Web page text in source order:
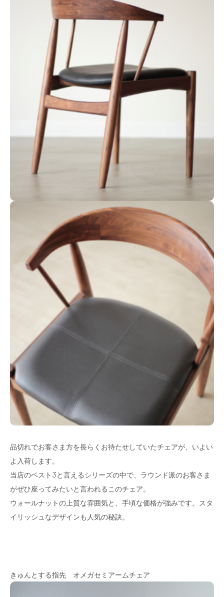
品切れでお客さま方を長らくお待たせしていたチェアが、いよい
よ入荷します。
当店のベスト3と言えるシリーズの中で、ラウンド派のお客さま
がぜひ座ってみたいと言われるこのチェア。
ウォールナットの上質な雰囲気と、手頃な価格が強みです。スタ
イリッシュなデザインも人気の秘訣。
きゅんとする指先 オメガセミアームチェア